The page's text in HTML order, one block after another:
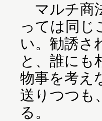
マルチ商
っては同じ
い。勧誘さ
と、誰にも
物事を考え
送りつつも
る。